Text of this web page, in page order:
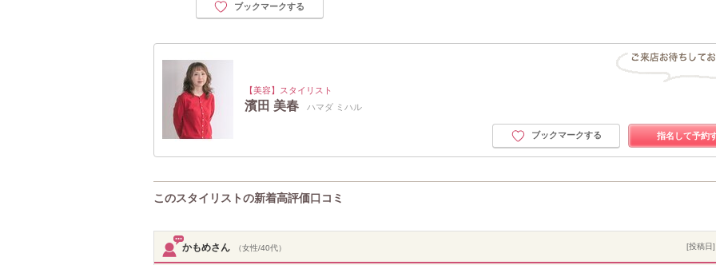
ブックマークする
【美容】スタイリスト
濱田 美春 ハマダ ミハル
指名して予約
ブックマークする
このスタイリストの新着高評価口コミ
かもめさん （女性/40代） [投稿日